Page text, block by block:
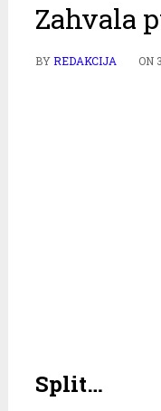
Zahvala
BYREDAKCIJA ON
Split…